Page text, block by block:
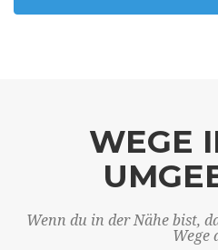
WEGE
Wenn du in der Nähe bist,
Wege